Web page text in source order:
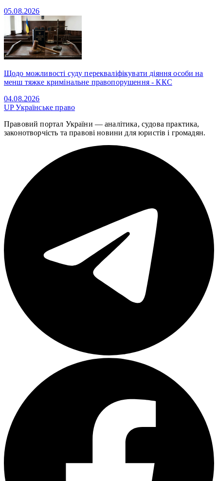
05.08.2026
Щодо можливості суду перекваліфікувати діяння особи на
менш тяжке кримінальне правопорушення - ККС
04.08.2026
UPУкраїнське право
Правовий портал України — аналітика, судова практика,
законотворчість та правові новини для юристів і громадян.